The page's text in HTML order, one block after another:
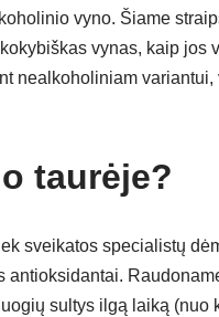
vyno. Šiame
vynas, kaip jos
nealkoholiniam
taurėje?
sveikatos specialistų
sultys ilgą laiką